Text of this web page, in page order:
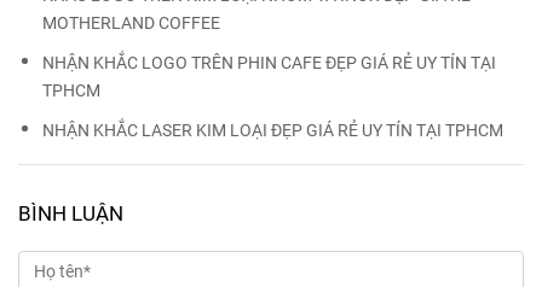
MOTHERLAND COFFEE
NHẬN KHẮC LOGO TRÊN PHIN CAFE ĐẸP GIÁ RẺ UY TÍN TẠI
TPHCM
NHẬN KHẮC LASER KIM LOẠI ĐẸP GIÁ RẺ UY TÍN TẠI TPHCM
BÌNH LUẬN